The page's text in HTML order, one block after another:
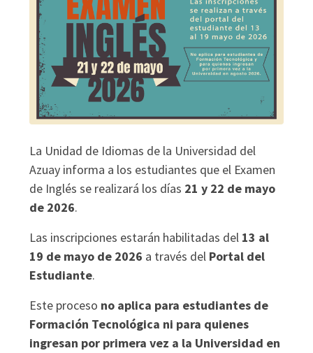
La Unidad de Idiomas de la Universidad del
Azuay informa a los estudiantes que el Examen
de Inglés se realizará los días 21 y 22 de mayo
de 2026.
Las inscripciones estarán habilitadas del 13 al
19 de mayo de 2026 a través del Portal del
Estudiante.
Este proceso no aplica para estudiantes de
Formación Tecnológica ni para quienes
ingresan por primera vez a la Universidad en